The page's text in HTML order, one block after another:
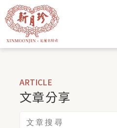
ARTICLE
文章分享